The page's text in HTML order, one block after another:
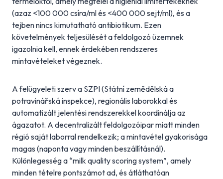
(azaz <100 000 csíra/ml és <400 000 sejt/ml), és a
tejben nincs kimutatható antibiotikum. Ezen
követelmények teljesülését a feldolgozó üzemnek
igazolnia kell, ennek érdekében rendszeres
mintavételeket végeznek.
A felügyeleti szerv a SZPI (Státní zemědělská a
potravinářská inspekce), regionális laborokkal és
automatizált jelentési rendszerekkel koordinálja az
ágazatot. A decentralizált feldolgozóipar miatt minden
régió saját laborral rendelkezik; a mintavétel gyakorisága
magas (naponta vagy minden beszállításnál).
Különlegesség a “milk quality scoring system”, amely
minden tételre pontszámot ad, és átláthatóan